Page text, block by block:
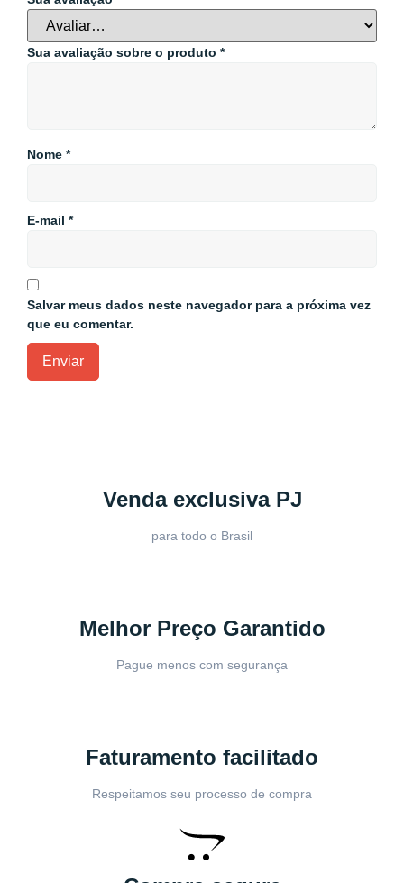
Sua avaliação sobre o produto *
Nome *
E-mail *
Salvar meus dados neste navegador para a próxima vez
que eu comentar.
Venda exclusiva PJ
para todo o Brasil
Melhor Preço Garantido
Pague menos com segurança
Faturamento facilitado
Respeitamos seu processo de compra